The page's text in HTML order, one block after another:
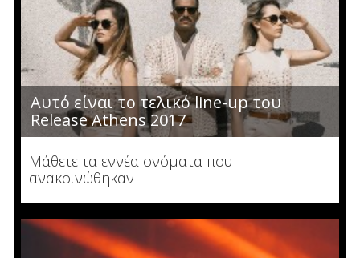
Αυτό είναι το τελικό line-up του
Release Athens 2017
Μάθετε τα εννέα ονόματα που
ανακοινώθηκαν